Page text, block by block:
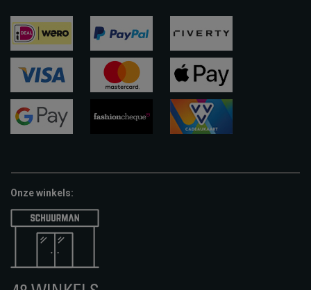
ideal paypal riverty
visa
apple-
pay
Onze winkels: